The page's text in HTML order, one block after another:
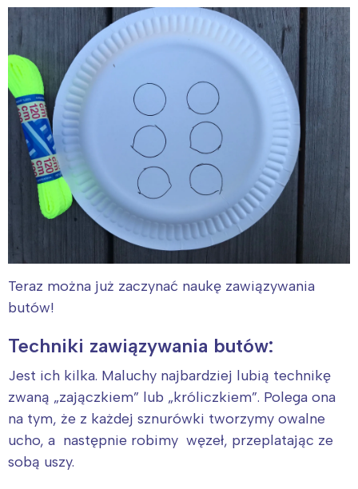
Teraz można już zaczynać naukę zawiązywania
butów!
Techniki zawiązywania butów:
Jest ich kilka. Maluchy najbardziej lubią technikę
zwaną „zajączkiem” lub „króliczkiem”. Polega ona
na tym, że z każdej sznurówki tworzymy owalne
ucho, a następnie robimy węzeł, przeplatając ze
sobą uszy.